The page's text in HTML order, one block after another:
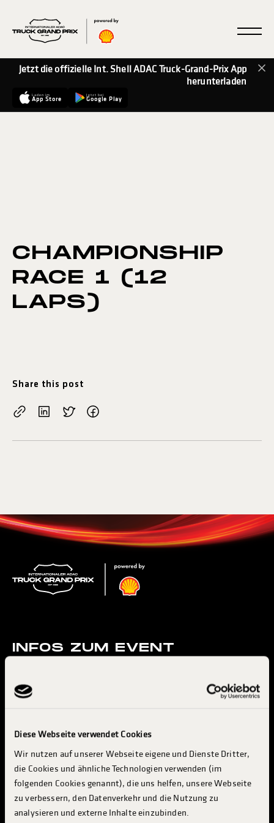
Diese Webseite verwendet Cookies
Wir nutzen auf unserer Webseite eigene und Dienste Dritter,
die Cookies und ähnliche Technologien verwenden (im
folgenden Cookies genannt), die uns helfen, unsere Webseite
zu verbessern, den Datenverkehr und die Nutzung zu
analysieren und externe Inhalte einzubinden.
Jetzt die offizielle Int. Shell ADAC Truck-Grand-Prix App
herunterladen
Laden im
App Store
Jetzt bei
Google Play
CHAMPIONSHIP
RACE 1 (12
LAPS)
Share this post
INFOS ZUM EVENT
KONZERTE & ENTERTAINMENT
MESSE & INDUSTRY
BESUCH PLANEN
INFO & SERVICES
TRUCKER CAMP
INDUSTRIE & AUSSTELLER
ABOUT TGP